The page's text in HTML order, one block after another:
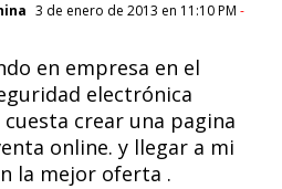
3 de enero de 2013 en 11:10 PM -
en empresa en el
electrónica
crear una pagina
online. y llegar a mi
la mejor oferta .